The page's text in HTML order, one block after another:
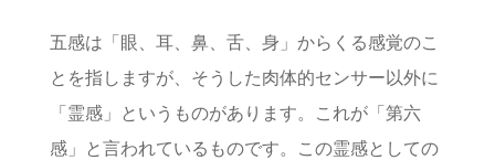
五感は「眼、耳、鼻、舌、身」からくる感覚のこ
とを指しますが、そうした肉体的センサー以外に
「霊感」というものがあります。これが「第六
感」と言われているものです。この霊感としての